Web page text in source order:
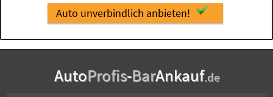
Auto unverbindlich anbieten!
AutoProfis-BarAnkauf.de